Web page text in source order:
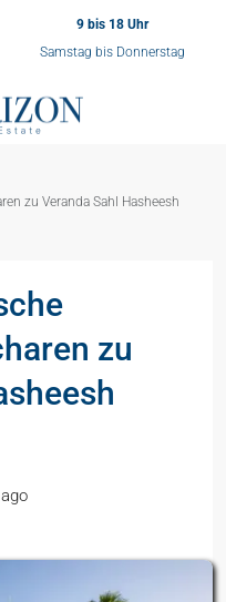
9 bis 18 Uhr
Samstag bis Donnerstag
zu Veranda Sahl Hasheesh
zu